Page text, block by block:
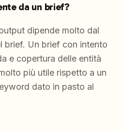
da un brief?
dipende molto dal
brief. Un brief con intento
e copertura delle entità
più utile rispetto a un
dato in pasto al